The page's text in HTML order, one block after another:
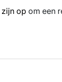
op om een